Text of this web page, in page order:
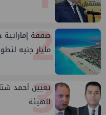
2
مليار جنيه
3
تعيين أحمد
للهيئة